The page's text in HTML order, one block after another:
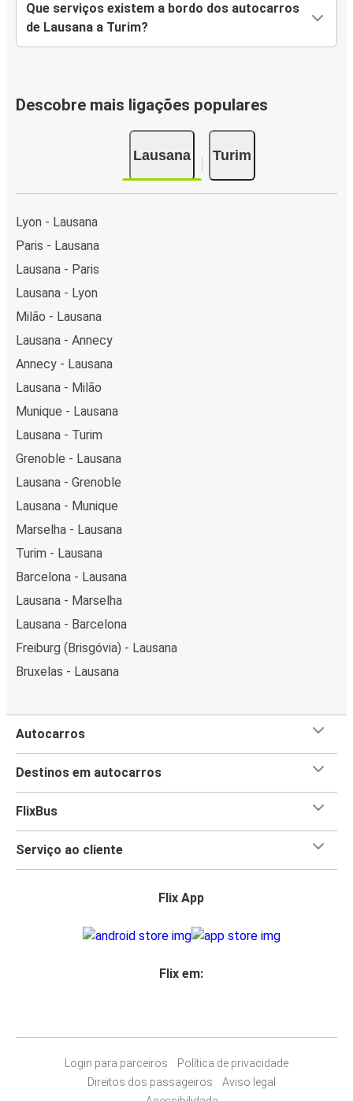
Que serviços existem a bordo dos autocarros
de Lausana a Turim?
Descobre mais ligações populares
Lausana Turim
Lyon - Lausana
Paris - Lausana
Lausana - Paris
Lausana - Lyon
Milão - Lausana
Lausana - Annecy
Annecy - Lausana
Lausana - Milão
Munique - Lausana
Lausana - Turim
Grenoble - Lausana
Lausana - Grenoble
Lausana - Munique
Marselha - Lausana
Turim - Lausana
Barcelona - Lausana
Lausana - Marselha
Lausana - Barcelona
Freiburg (Brisgóvia) - Lausana
Bruxelas - Lausana
Autocarros
Destinos em autocarros
FlixBus
Serviço ao cliente
Flix App
Flix em:
Login para parceiros
Política de privacidade
Direitos dos passageiros
Aviso legal